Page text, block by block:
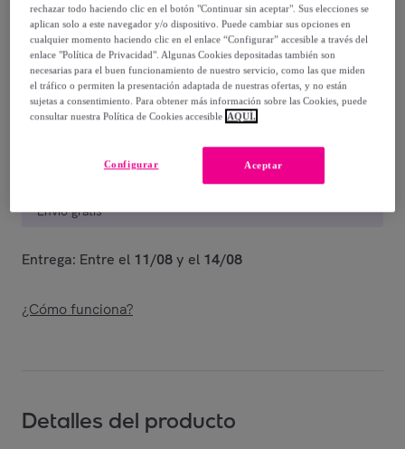
Vendido porFirstline Europa SL
Están agotándose
Entrega
Envío gratis
Entrega: Entre el 11/08y el 14/08
¿Cómo funciona?
Detalles del producto
rechazar todo haciendo clic en el botón "Continuar sin aceptar". Sus elecciones se
aplican solo a este navegador y/o dispositivo. Puede cambiar sus opciones en
cualquier momento haciendo clic en el enlace “Configurar” accesible a través del
enlace "Política de Privacidad". Algunas Cookies depositadas también son
necesarias para el buen funcionamiento de nuestro servicio, como las que miden
el tráfico o permiten la presentación adaptada de nuestras ofertas, y no están
sujetas a consentimiento. Para obtener más información sobre las Cookies, puede
consultar nuestra Política de Cookies accesible AQUÍ.
Aceptar
Configurar